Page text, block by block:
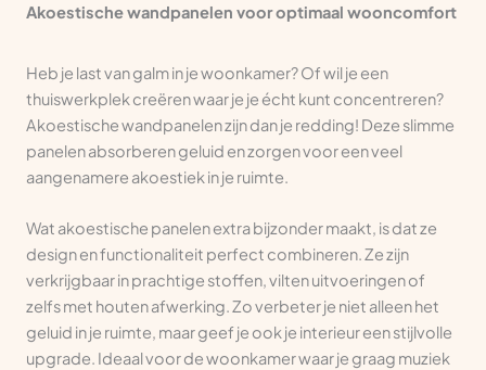
Akoestische wandpanelen voor optimaal wooncomfort
Heb je last van galm in je woonkamer? Of wil je een
thuiswerkplek creëren waar je je écht kunt concentreren?
Akoestische wandpanelen zijn dan je redding! Deze slimme
panelen absorberen geluid en zorgen voor een veel
aangenamere akoestiek in je ruimte.
Wat akoestische panelen extra bijzonder maakt, is dat ze
design en functionaliteit perfect combineren. Ze zijn
verkrijgbaar in prachtige stoffen, vilten uitvoeringen of
zelfs met houten afwerking. Zo verbeter je niet alleen het
geluid in je ruimte, maar geef je ook je interieur een stijlvolle
upgrade. Ideaal voor de woonkamer waar je graag muziek